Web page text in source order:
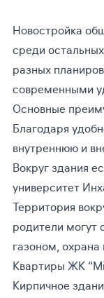
Новостройка
среди
разных
современными
Основные
Благодаря
внутреннюю и
Вокруг здания
университет
Территория
родители могут
газоном,
Квартиры ЖК
Кирпичное